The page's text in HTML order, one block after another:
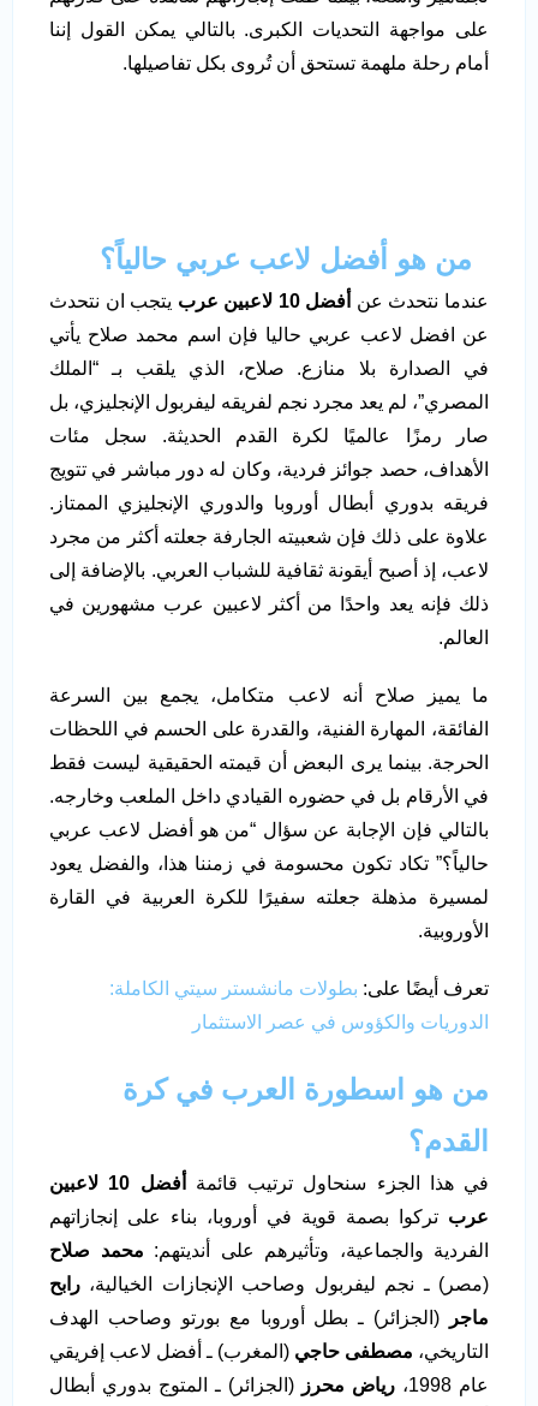
على مواجهة التحديات الكبرى. بالتالي يمكن القول إننا
أمام رحلة ملهمة تستحق أن تُروى بكل تفاصيلها.
من هو أفضل لاعب عربي حالياً؟
عندما نتحدث عن أفضل 10 لاعبين عرب
يتجب ان نتحدث
عن افضل لاعب عربي حاليا فإن اسم محمد صلاح يأتي
في الصدارة بلا منازع. صلاح، الذي يلقب بـ “الملك
المصري”، لم يعد مجرد نجم لفريقه ليفربول الإنجليزي، بل
صار رمزًا عالميًا لكرة القدم الحديثة. سجل مئات
الأهداف، حصد جوائز فردية، وكان له دور مباشر في تتويج
فريقه بدوري أبطال أوروبا والدوري الإنجليزي الممتاز.
علاوة على ذلك فإن شعبيته الجارفة جعلته أكثر من مجرد
لاعب، إذ أصبح أيقونة ثقافية للشباب العربي. بالإضافة إلى
ذلك فإنه يعد واحدًا من أكثر لاعبين عرب مشهورين في
العالم.
ما يميز صلاح أنه لاعب متكامل، يجمع بين السرعة
الفائقة، المهارة الفنية، والقدرة على الحسم في اللحظات
الحرجة. بينما يرى البعض أن قيمته الحقيقية ليست فقط
في الأرقام بل في حضوره القيادي داخل الملعب وخارجه.
بالتالي فإن الإجابة عن سؤال “من هو أفضل لاعب عربي
حالياً؟” تكاد تكون محسومة في زمننا هذا، والفضل يعود
لمسيرة مذهلة جعلته سفيرًا للكرة العربية في القارة
الأوروبية.
تعرف أيضًا على: بطولات مانشستر سيتي الكاملة:
الدوريات والكؤوس في عصر الاستثمار
من هو اسطورة العرب في كرة
القدم؟
في هذا الجزء سنحاول ترتيب قائمة
أفضل 10 لاعبين
عرب تركوا بصمة قوية في أوروبا، بناء على إنجازاتهم
الفردية والجماعية، وتأثيرهم على أنديتهم: محمد صلاح
(مصر) ـ نجم ليفربول وصاحب الإنجازات الخيالية، رابح
ماجر
(الجزائر) ـ بطل أوروبا مع بورتو وصاحب الهدف
التاريخي، مصطفى حاجي (المغرب) ـ أفضل لاعب إفريقي
عام 1998،
رياض محرز (الجزائر) ـ المتوج بدوري أبطال